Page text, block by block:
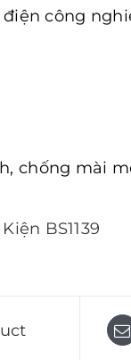
công
chống mài
BS1139